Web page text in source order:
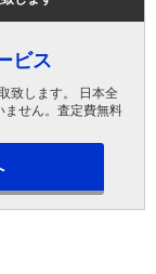
ビス
致します。 日本全
ません。査定費無料